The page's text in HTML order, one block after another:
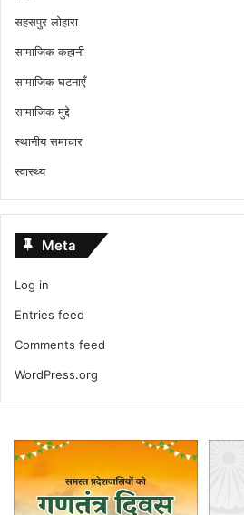
सहसपुर लोहारा
सामाजिक कहानी
सामाजिक घटनाएँ
सामाजिक मुद्दे
स्थानीय समाचार
स्वास्थ्य
Meta
Log in
Entries feed
Comments feed
WordPress.org